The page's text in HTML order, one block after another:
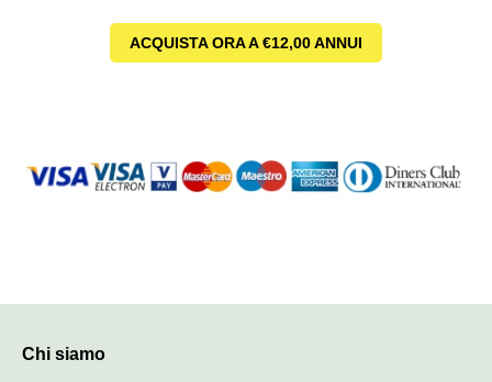
ACQUISTA ORA A €12,00 ANNUI
Chi siamo